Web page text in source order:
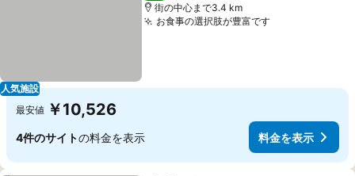
人気施設
街の中心まで3.4 km
お食事の選択肢が豊富です料金を表示
最安値 ￥10,526
4件のサイトの料金を表示 料金を表示